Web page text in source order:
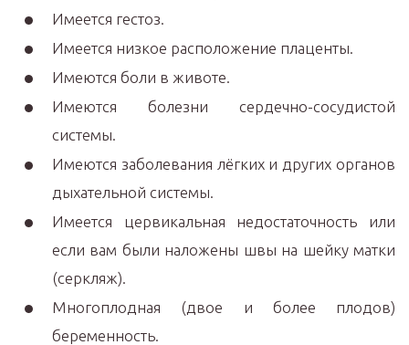
Имеется гестоз.
Имеется низкое расположение плаценты.
Имеются боли в животе.
Имеются болезни сердечно-сосудистой
системы.
Имеются заболевания лёгких и других органов
дыхательной системы.
Имеется цервикальная недостаточность или
если вам были наложены швы на шейку матки
(серкляж).
Многоплодная (двое и более плодов)
беременность.